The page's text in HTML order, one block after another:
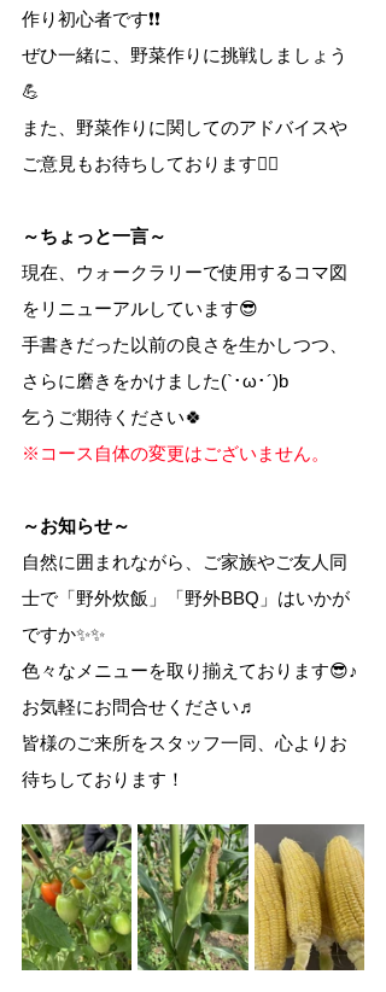
作り初心者です❗❗
ぜひ一緒に、野菜作りに挑戦しましょう
💪
また、野菜作りに関してのアドバイスや
ご意見もお待ちしております🙇‍♂️
～ちょっと一言～
現在、ウォークラリーで使用するコマ図
をリニューアルしています😎
手書きだった以前の良さを生かしつつ、
さらに磨きをかけました(`･ω･´)b
乞うご期待ください🍀
※コース自体の変更はございません。
～お知らせ～
自然に囲まれながら、ご家族やご友人同
士で「野外炊飯」「野外BBQ」はいかが
ですか✨✨
色々なメニューを取り揃えております😎♪
お気軽にお問合せください♬
皆様のご来所をスタッフ一同、心よりお
待ちしております！